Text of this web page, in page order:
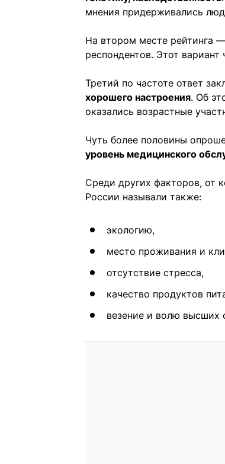
мнения придерживались
На втором месте рейтинга —
респондентов. Этот
Третий по частоте ответ
хорошего настроения. Об
оказались возрастные
Чуть более половины
уровень медицинского
Среди других факторов, от
России называли также:
экологию,
место проживания и
отсутствие стресса,
качество продуктов
везение и волю высших